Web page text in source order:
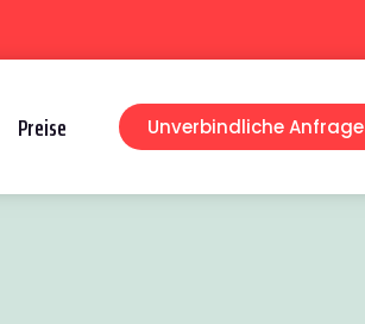
Preise Unverbindliche Anfrage